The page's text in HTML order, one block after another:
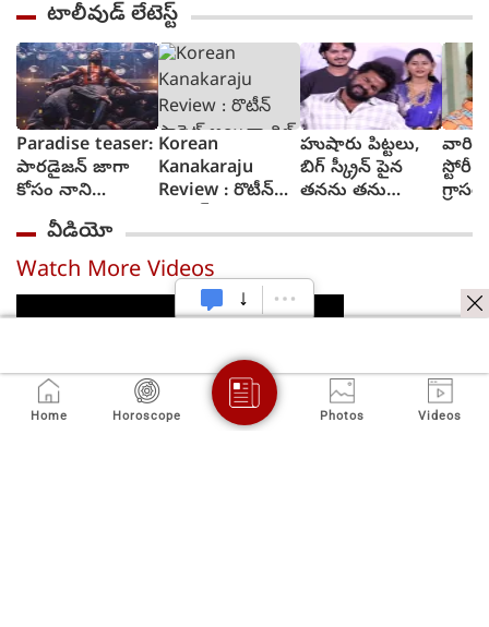
టాలీవుడ్ లేటెస్ట్
Paradise teaser:
పారడైజన్ జాగా
కోసం నాని
రక్తపాతం స్రుష్టించిన
టీజర్ వచ్చేసింది
Korean
Kanakaraju
Review : రొటీన్
థ్రిల్ కలిగించే కథగా
కొరియన్ కనకరాజు
- రివ్యూ
హుషారు పిట్టలు,
బిగ్ స్క్రీన్ పైన
తనను తను
పగలగొట్టుకున్న
వైరల్
వారి
స్టోరీ
వీడియో
Watch More Videos
Home Horoscope Photos Videos